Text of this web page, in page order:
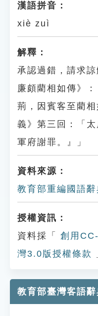
漢語拼音：
xiè zuì
解釋：
承認過錯，請求諒
廉頗藺相如傳》
荊，因賓客至藺
義》第三回：「
軍府謝罪。』」
資料來源：
教育部重編國語
授權資訊：
資料採「
創用
灣3.0版授權條款
教育部臺灣客語辭